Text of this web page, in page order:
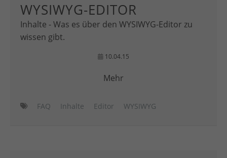
WYSIWYG-EDITOR
Inhalte - Was es über den WYSIWYG-Editor zu
wissen gibt.
10.04.15
Mehr
FAQ Inhalte Editor WYSIWYG